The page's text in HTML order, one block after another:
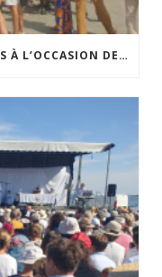
MESSE À LA POINTE SAINT GILDAS À L’OCCASION DE LA FÊTE DE LA MER